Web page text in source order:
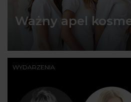
Ważny apel
WYDARZENIA